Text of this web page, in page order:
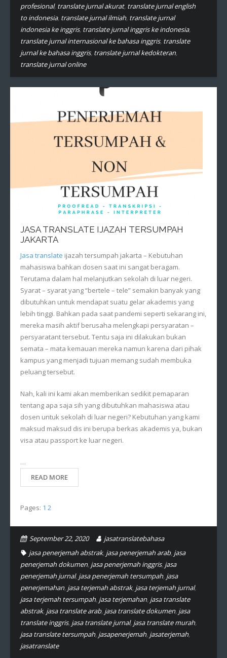
profesional, translate jurnal akurat, translate jurnal english
to indonesia, translate jurnal ilmiah, translate jurnal
indonesia ke inggris, translate jurnal inggris ke indonesia,
translate jurnal internasional ke bahasa inggris, translate
jurnal ke bahasa inggris, translate jurnal kedokteran,
translate jurnal online
JASA TRANSLATE IJAZAH TERSUMPAH
JAKARTA
Jasa translate ijazah tersumpah jakarta – Kebutuhan
mahasiswa bahkan dosen saat ini sangat beragam.
Terutama dalam hal melanjutkan sekolah di luar negeri.
Syarat – syarat yang “bertele – tele” semakin banyak yang
dibutuhkan untuk mendapat suatu gelar akademis yang
lebih tinggi. Bahkan pada saat pandemi seperti sekarang ini,
mereka masih aktif berusaha melengkapi persyaratan –
persyaratant tersebut. Tentu saja ini dilakukan bukan
semata – mata kemauan mereka namun karena dari pihak
kampus yang menjadi tujuan memang sudah membuka
peluang tersebut.
Nah, kali ini kami akan memberikan sedikit pemaparan
tentang apa saja sih yang dibutuhkan mahasiswa atau
dosen untuk sekolah di luar negeri? Kebutuhan yang kami
maksud maksud dis ini berupa berkas akademis ya, bukan
visa atau passport ke luar negeri.
…
READ MORE
Pages: 1 2
September 22, 2020
jasatranslatebahasa
jasa penerjemah abstrak, jasa penerjemah arab, jasa
penerjemah dokumen, jasa penerjemah inggris, jasa
penerjemah jurnal, jasa penerjemah tersumpah, jasa
penerjemahan, jasa terjemah abstrak, jasa terjemah jurnal,
jasa terjemah tersumpah, jasa terjemahan, jasa translate
abstrak, jasa translate arab, jasa translate dokumen, jasa
translate inggris, jasa translate jurnal, jasa translate murah,
jasa translate tersumpah, jasapenerjemah, jasaterjemah,
jasatranslate